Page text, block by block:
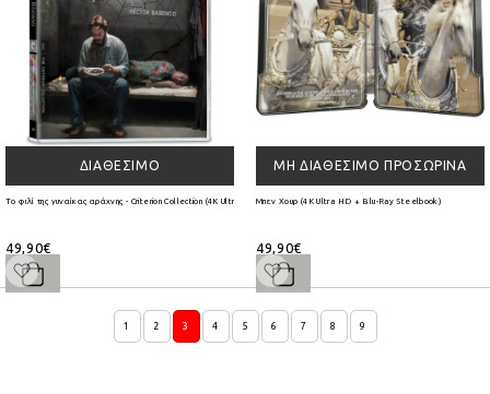
ΔΙΑΘΈΣΙΜΟ
Το φιλί της γυναίκας αράχνης - Criterion Collection (4K Ultra HD + Blu-Ray)
49,90€
ΜΗ ΔΙΑΘΈΣΙΜΟ ΠΡΟΣΩΡΙΝΆ
Μπεν Χουρ (4K Ultra HD + Blu-Ray Steelbook)
49,90€
1 2 3 4 5 6 7 8 9